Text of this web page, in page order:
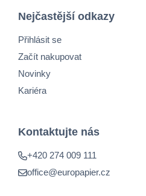
Nejčastější odkazy
Přihlásit se
Začít nakupovat
Novinky
Kariéra
Kontaktujte nás
+420 274 009 111
office@europapier.cz